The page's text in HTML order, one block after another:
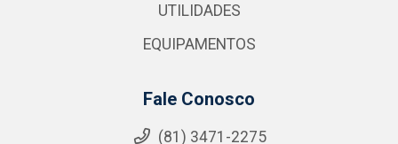
UTILIDADES
EQUIPAMENTOS
Fale Conosco
(81) 3471-2275